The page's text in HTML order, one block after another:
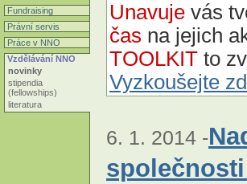
Fundraising
Právní servis
Práce v NNO
Vzdělávání NNO
novinky
stipendia
(fellowships)
literatura
Unavuje vás
čas na jejich
TOOLKIT to
Vyzkoušejte
6. 1. 2014 -